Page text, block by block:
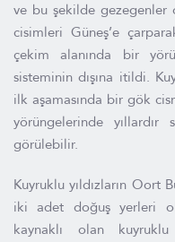
ve bu şekilde gezegenler
cisimleri Güneş’e
çekim alanında bir
sisteminin dışına itildi.
ilk aşamasında bir gök
yörüngelerinde yıllardır
görülebilir.
Kuyruklu yıldızların Oort
iki adet doğuş yerleri
kaynaklı olan